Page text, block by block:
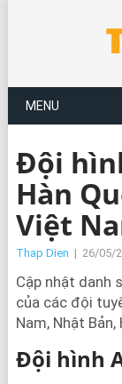
MENU
Đội
Hàn
Việt
Thap Dien | 26/05/
Cập nhật danh
của các đội
Nam, Nhật
Đội hình